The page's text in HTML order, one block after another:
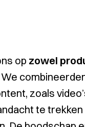
op zowel
We
zoals
te trekken